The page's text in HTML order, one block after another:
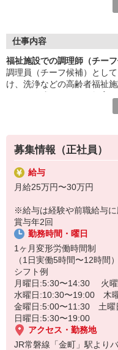
調理だけでなく、職場の運
す。
利用者様の笑顔に加え、
やりがい。人と食に向き
HITOWAのフードサービ
給食運営を行う業界大手。
マネジメント力も磨ける研
仕事内容
福祉施設での調理師（チーフ
調理員（チーフ候補）とし
け、洗浄などの高齢者福祉
は不問です！食事の提供を
募集情報（正社員）
給与
月給25万円〜30万円
※給与は経験や前職給与に
賞与年2回
勤務時間・曜日
1ヶ月変形労働時間制
（1日実働5時間〜12時間）
シフト例
月曜日:5:30〜14:30 火
水曜日:10:30〜19:00 木
金曜日:5:00〜11:30 土曜
日曜日:5:30〜19:00
アクセス・勤務地
JR常磐線「金町」駅より